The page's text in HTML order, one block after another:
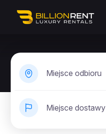
Miejsce odbioru
Miejsce dostawy